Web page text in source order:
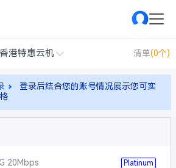
香港特惠云机 清单(0个)
登录后结合您的账号情况展示您可实
20Mbps Platinum